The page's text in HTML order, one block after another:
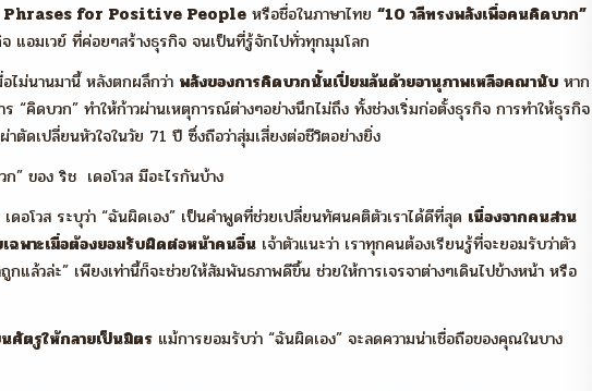
for Positive People หรือชื่อในภาษาไทย “10 วลีทรงพลังเพื่อคนคิดบวก”
แอมเวย์ ที่ค่อยๆสร้างธุรกิจ จนเป็นที่รู้จักไปทั่วทุกมุมโลก
ไม่นานมานี้ หลังตกผลึกว่า พลังของการคิดบวกนั้นเปี่ยมล้นด้วยอานุภาพเหลือคณานับ หาก
“คิดบวก” ทำให้ก้าวผ่านเหตุการณ์ต่างๆอย่างนึกไม่ถึง ทั้งช่วงเริ่มก่อตั้งธุรกิจ การทำให้ธุรกิจ
ตัดเปลี่ยนหัวใจในวัย 71 ปี ซึ่งถือว่าสุ่มเสี่ยงต่อชีวิตอย่างยิ่ง
” ของ ริช เดอโวส มีอะไรกันบ้าง
ดอโวส ระบุว่า “ฉันผิดเอง” เป็นคำพูดที่ช่วยเปลี่ยนทัศนคติตัวเราได้ดีที่สุด เนื่องจากคนส่วน
ฉพาะเมื่อต้องยอมรับผิดต่อหน้าคนอื่น เจ้าตัวแนะว่า เราทุกคนต้องเรียนรู้ที่จะยอมรับว่าตัว
แล้วล่ะ” เพียงเท่านี้ก็จะช่วยให้สัมพันธภาพดีขึ้น ช่วยให้การเจรจาต่างๆเดินไปข้างหน้า หรือ
ศัตรูให้กลายเป็นมิตร แม้การยอมรับว่า “ฉันผิดเอง” จะลดความน่าเชื่อถือของคุณในบาง